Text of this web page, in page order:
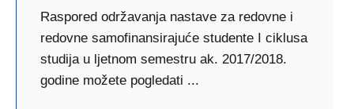
Raspored održavanja nastave za redovne i
redovne samofinansirajuće studente I ciklusa
studija u ljetnom semestru ak. 2017/2018.
godine možete pogledati